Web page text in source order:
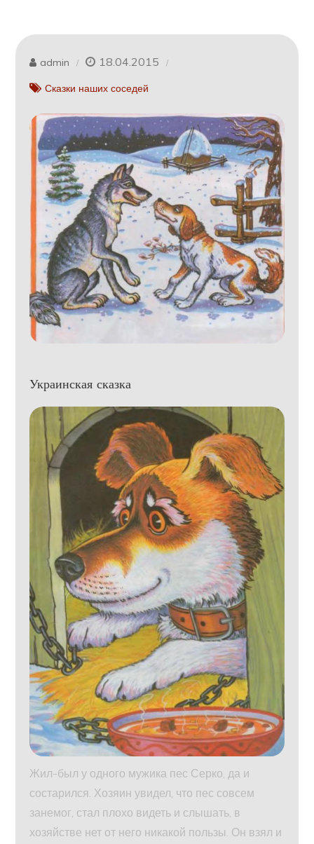
admin 18.04.2015
Сказки наших соседей
Украинская сказка
Жил-был у одного мужика пес Серко, да и
состарился. Хозяин увидел, что пес совсем
занемог, стал плохо видеть и слышать, в
хозяйстве нет от него никакой пользы. Он взял и